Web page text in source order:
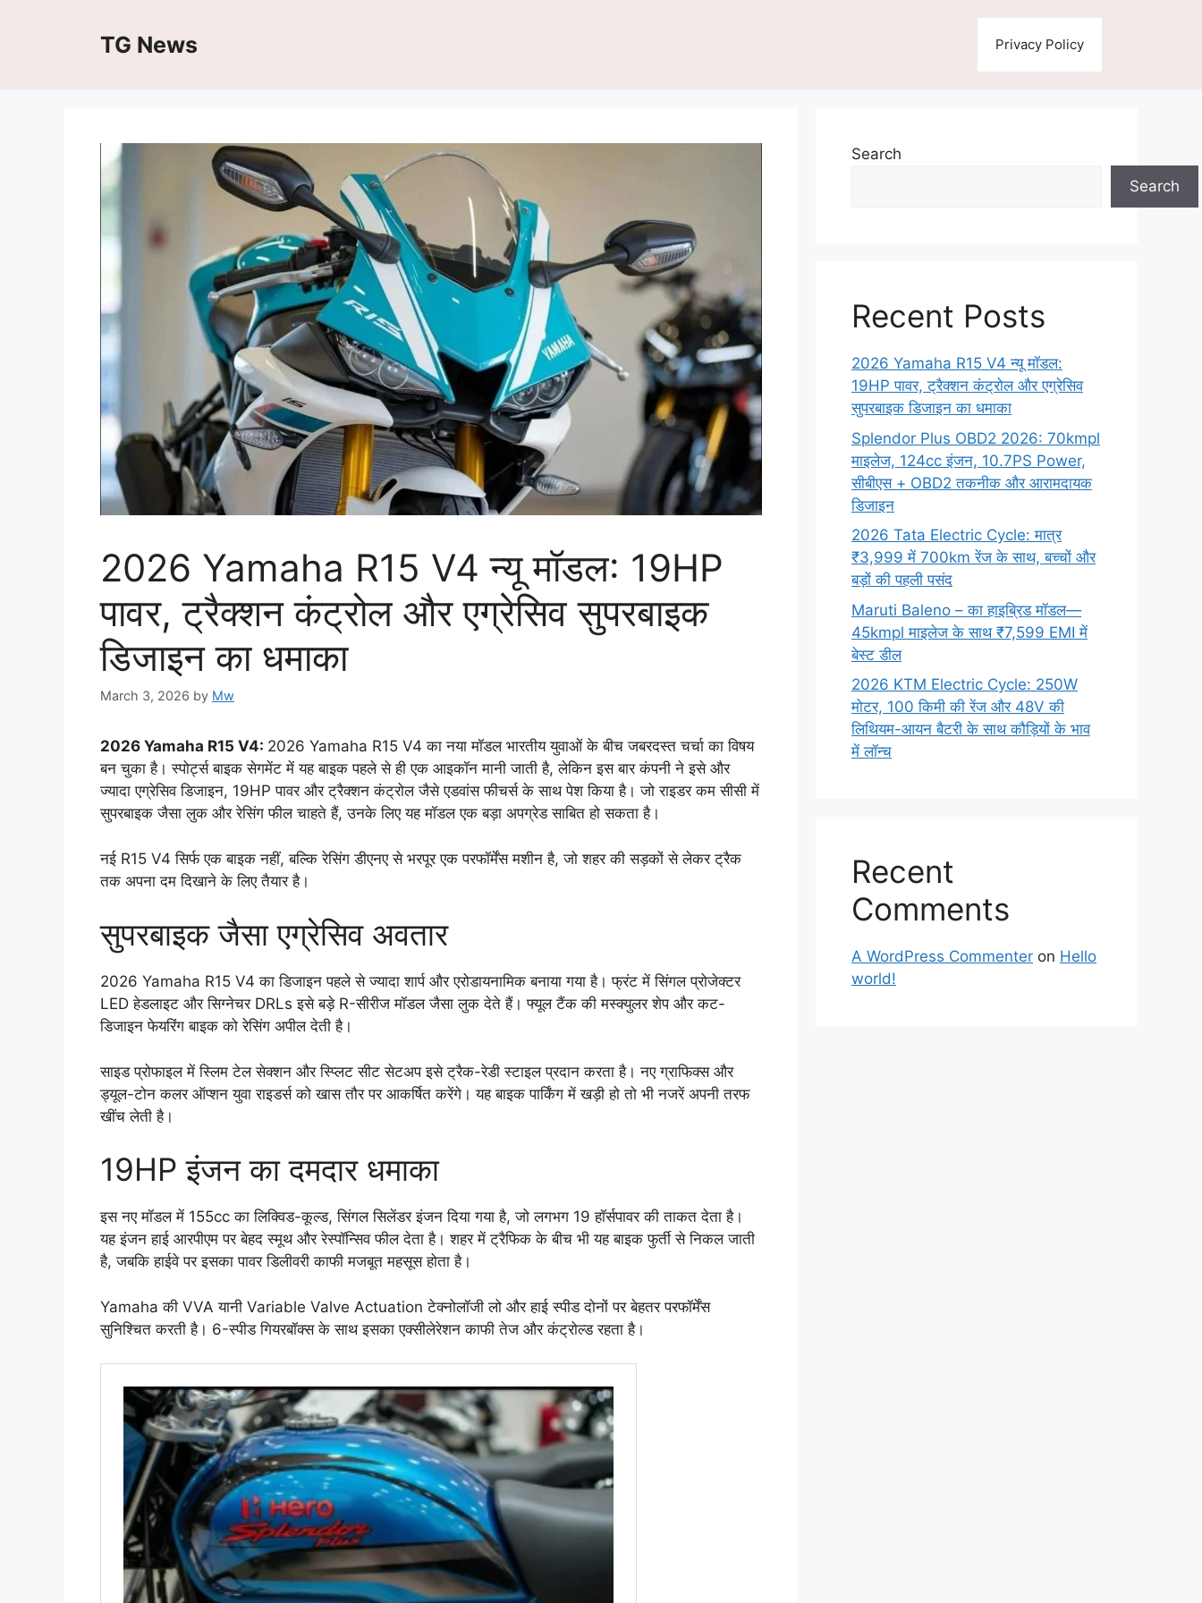
TG News Privacy Policy
2026 Yamaha R15 V4 न्यू मॉडल: 19HP
पावर, ट्रैक्शन कंट्रोल और एग्रेसिव सुपरबाइक
डिजाइन का धमाका
March 3, 2026 by Mw
2026 Yamaha R15 V4: 2026 Yamaha R15 V4 का नया मॉडल भारतीय युवाओं के बीच जबरदस्त चर्चा का विषय
बन चुका है। स्पोर्ट्स बाइक सेगमेंट में यह बाइक पहले से ही एक आइकॉन मानी जाती है, लेकिन इस बार कंपनी ने इसे और
ज्यादा एग्रेसिव डिजाइन, 19HP पावर और ट्रैक्शन कंट्रोल जैसे एडवांस फीचर्स के साथ पेश किया है। जो राइडर कम सीसी में
सुपरबाइक जैसा लुक और रेसिंग फील चाहते हैं, उनके लिए यह मॉडल एक बड़ा अपग्रेड साबित हो सकता है।
नई R15 V4 सिर्फ एक बाइक नहीं, बल्कि रेसिंग डीएनए से भरपूर एक परफॉर्मेंस मशीन है, जो शहर की सड़कों से लेकर ट्रैक
तक अपना दम दिखाने के लिए तैयार है।
सुपरबाइक जैसा एग्रेसिव अवतार
2026 Yamaha R15 V4 का डिजाइन पहले से ज्यादा शार्प और एरोडायनामिक बनाया गया है। फ्रंट में सिंगल प्रोजेक्टर
LED हेडलाइट और सिग्नेचर DRLs इसे बड़े R-सीरीज मॉडल जैसा लुक देते हैं। फ्यूल टैंक की मस्क्युलर शेप और कट-
डिजाइन फेयरिंग बाइक को रेसिंग अपील देती है।
साइड प्रोफाइल में स्लिम टेल सेक्शन और स्प्लिट सीट सेटअप इसे ट्रैक-रेडी स्टाइल प्रदान करता है। नए ग्राफिक्स और
ड्यूल-टोन कलर ऑप्शन युवा राइडर्स को खास तौर पर आकर्षित करेंगे। यह बाइक पार्किंग में खड़ी हो तो भी नजरें अपनी तरफ
खींच लेती है।
19HP इंजन का दमदार धमाका
इस नए मॉडल में 155cc का लिक्विड-कूल्ड, सिंगल सिलेंडर इंजन दिया गया है, जो लगभग 19 हॉर्सपावर की ताकत देता है।
यह इंजन हाई आरपीएम पर बेहद स्मूथ और रेस्पॉन्सिव फील देता है। शहर में ट्रैफिक के बीच भी यह बाइक फुर्ती से निकल जाती
है, जबकि हाईवे पर इसका पावर डिलीवरी काफी मजबूत महसूस होता है।
Yamaha की VVA यानी Variable Valve Actuation टेक्नोलॉजी लो और हाई स्पीड दोनों पर बेहतर परफॉर्मेंस
सुनिश्चित करती है। 6-स्पीड गियरबॉक्स के साथ इसका एक्सीलेरेशन काफी तेज और कंट्रोल्ड रहता है।
Search
Search
Recent Posts
2026 Yamaha R15 V4 न्यू मॉडल:
19HP पावर, ट्रैक्शन कंट्रोल और एग्रेसिव
सुपरबाइक डिजाइन का धमाका
Splendor Plus OBD2 2026: 70kmpl
माइलेज, 124cc इंजन, 10.7PS Power,
सीबीएस + OBD2 तकनीक और आरामदायक
डिजाइन
2026 Tata Electric Cycle: मात्र
₹3,999 में 700km रेंज के साथ, बच्चों और
बड़ों की पहली पसंद
Maruti Baleno – का हाइब्रिड मॉडल—
45kmpl माइलेज के साथ ₹7,599 EMI में
बेस्ट डील
2026 KTM Electric Cycle: 250W
मोटर, 100 किमी की रेंज और 48V की
लिथियम-आयन बैटरी के साथ कौड़ियों के भाव
में लॉन्च
Recent
Comments
A WordPress Commenter on Hello
world!